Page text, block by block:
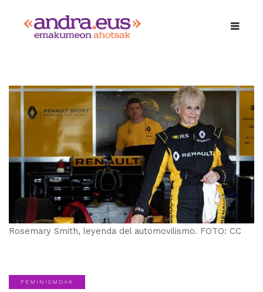
Rosemary Smith, leyenda del automovilismo. FOTO: CC
FEMINISMOAK